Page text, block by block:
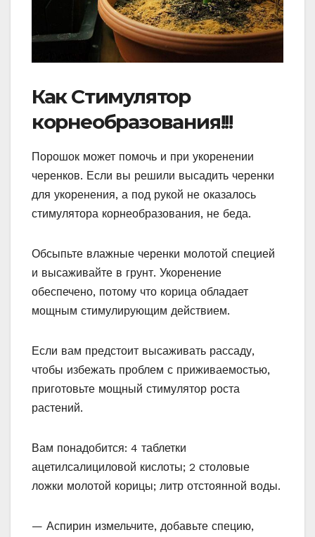
Как Стимулятор
корнеобразования!!!
Порошок может помочь и при укоренении
черенков. Если вы решили высадить черенки
для укоренения, а под рукой не оказалось
стимулятора корнеобразования, не беда.
Обсыпьте влажные черенки молотой специей
и высаживайте в грунт. Укоренение
обеспечено, потому что корица обладает
мощным стимулирующим действием.
Если вам предстоит высаживать рассаду,
чтобы избежать проблем с приживаемостью,
приготовьте мощный стимулятор роста
растений.
Вам понадобится: 4 таблетки
ацетилсалициловой кислоты; 2 столовые
ложки молотой корицы; литр отстоянной воды.
— Аспирин измельчите, добавьте специю,